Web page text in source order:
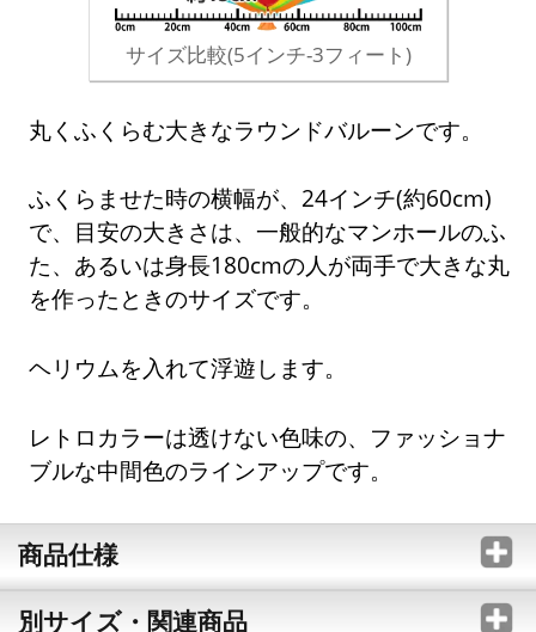
サイズ比較(5インチ-3フィート)
丸くふくらむ大きなラウンドバルーンです。
ふくらませた時の横幅が、24インチ(約60cm)
で、目安の大きさは、一般的なマンホールのふ
た、あるいは身長180cmの人が両手で大きな丸
を作ったときのサイズです。
ヘリウムを入れて浮遊します。
レトロカラーは透けない色味の、ファッショナ
ブルな中間色のラインアップです。
商品仕様
別サイズ・関連商品